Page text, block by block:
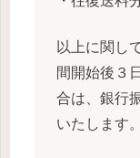
以上に関し
間開始後３
合は、銀行
いたします。